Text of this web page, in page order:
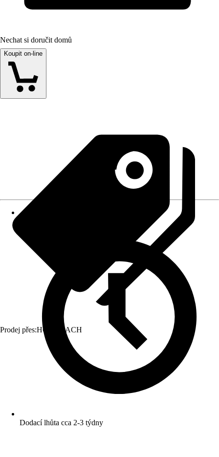
Nechat si doručit domů
Koupit on-line
Prodej přes:HORNBACH
Dodací lhůta cca 2-3 týdny